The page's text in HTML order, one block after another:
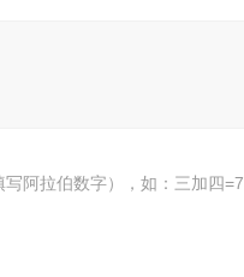
阿拉伯数字），如：三加四=7